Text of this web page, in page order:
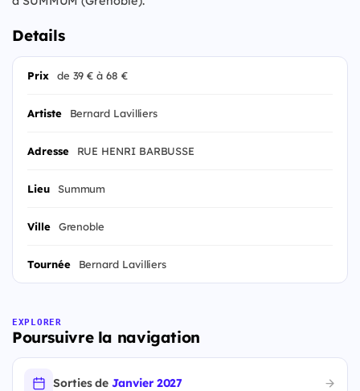
Details
Prix de 39 € à 68 €
Artiste Bernard Lavilliers
Adresse RUE HENRI BARBUSSE
Lieu Summum
Ville Grenoble
Tournée Bernard Lavilliers
EXPLORER
Poursuivre la navigation
Sorties deJanvier 2027